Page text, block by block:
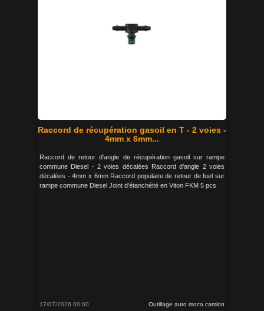
Raccord de récupération gasoil en T - 2 voies -
4mm x 6mm...
Raccord de retour d'angle de récupération gasoil sur rampe
commune Diesel - 2 voies décalées Raccord d'angle 2 voies
décalées - 4mm x 6mm Raccord populaire de retour de fuel sur
rampe commune Diesel Joint d'étanchéité en Viton FKM 5 pcs
17/07/2026 00:00 Outillage auto moco camion